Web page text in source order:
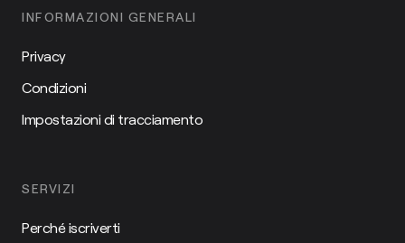
INFORMAZIONI GENERALI
Privacy
Condizioni
Impostazioni di tracciamento
SERVIZI
Perché iscriverti